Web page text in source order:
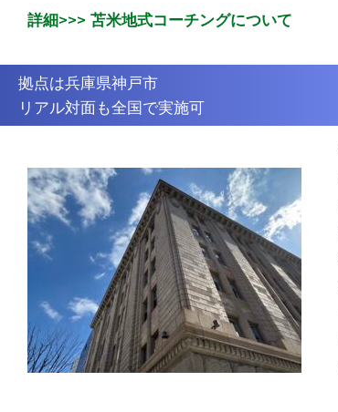
詳細>>> 苫米地式コーチングについて
拠点は兵庫県神戸市
リアル対面も全国で実施可